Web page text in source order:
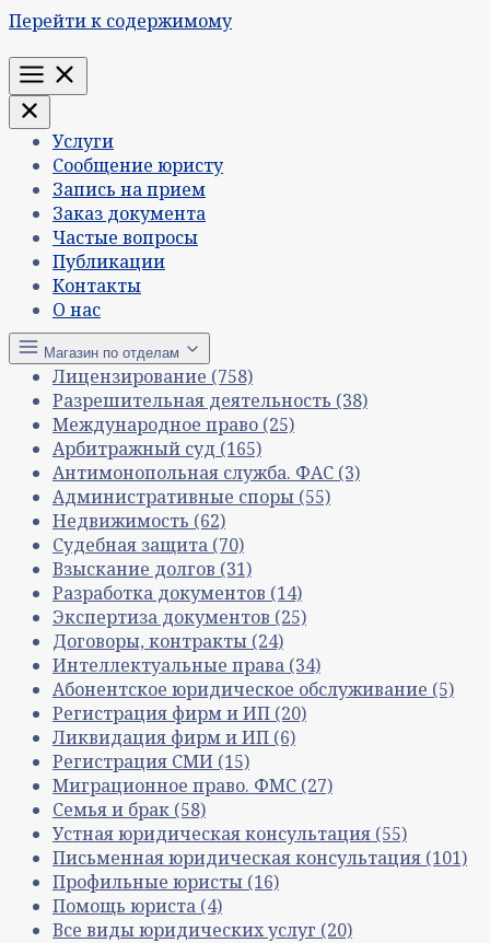
Перейти к содержимому
Меню
Услуги
Сообщение юристу
Запись на прием
Заказ документа
Частые вопросы
Публикации
Контакты
О нас
Магазин по отделам
Лицензирование (758)
Разрешительная деятельность (38)
Международное право (25)
Арбитражный суд (165)
Антимонопольная служба. ФАС (3)
Административные споры (55)
Недвижимость (62)
Судебная защита (70)
Взыскание долгов (31)
Разработка документов (14)
Экспертиза документов (25)
Договоры, контракты (24)
Интеллектуальные права (34)
Абонентское юридическое обслуживание (5)
Регистрация фирм и ИП (20)
Ликвидация фирм и ИП (6)
Регистрация СМИ (15)
Миграционное право. ФМС (27)
Семья и брак (58)
Устная юридическая консультация (55)
Письменная юридическая консультация (101)
Профильные юристы (16)
Помощь юриста (4)
Все виды юридических услуг (20)